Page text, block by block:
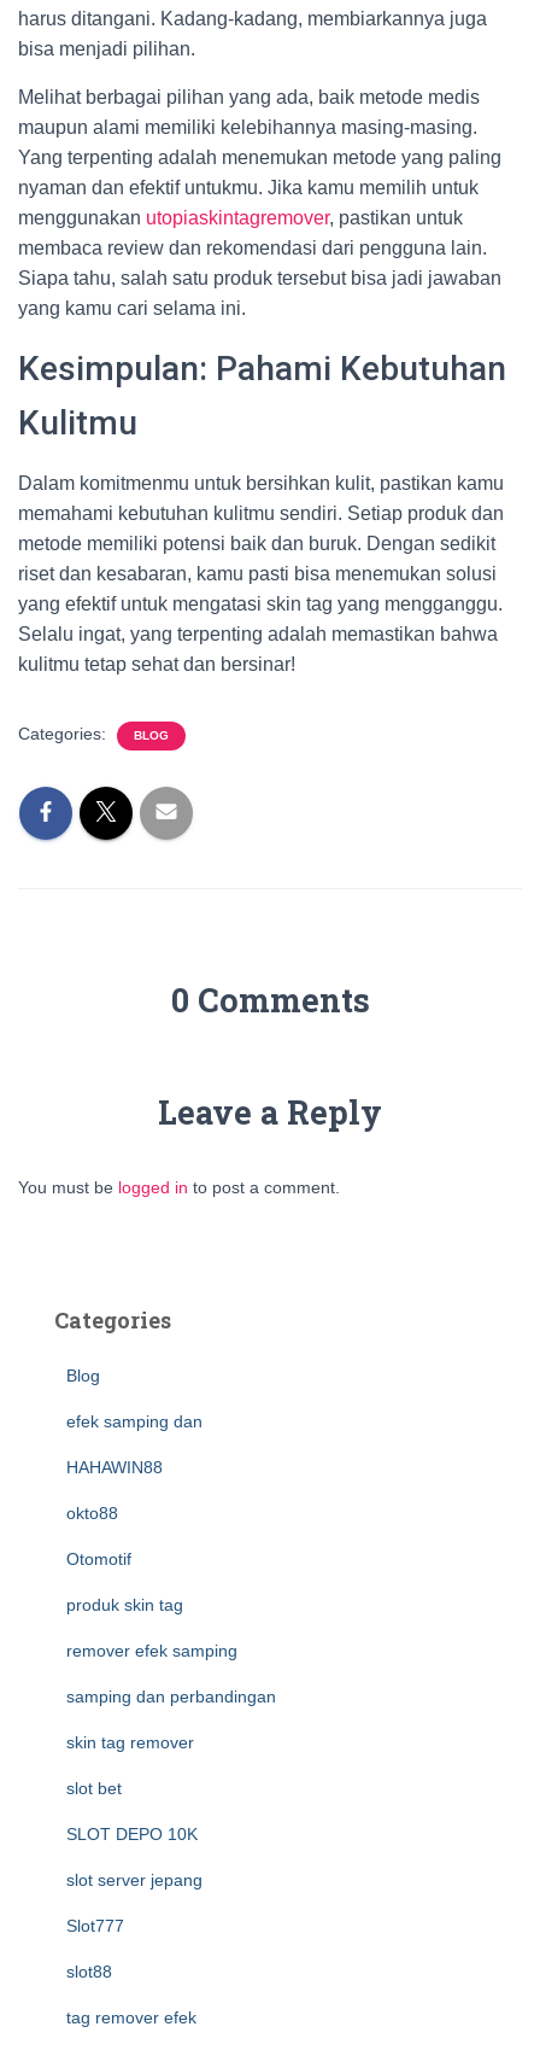
harus ditangani. Kadang-kadang, membiarkannya juga
bisa menjadi pilihan.
Melihat berbagai pilihan yang ada, baik metode medis
maupun alami memiliki kelebihannya masing-masing.
Yang terpenting adalah menemukan metode yang paling
nyaman dan efektif untukmu. Jika kamu memilih untuk
menggunakan utopiaskintagremover, pastikan untuk
membaca review dan rekomendasi dari pengguna lain.
Siapa tahu, salah satu produk tersebut bisa jadi jawaban
yang kamu cari selama ini.
Kesimpulan: Pahami Kebutuhan
Kulitmu
Dalam komitmenmu untuk bersihkan kulit, pastikan kamu
memahami kebutuhan kulitmu sendiri. Setiap produk dan
metode memiliki potensi baik dan buruk. Dengan sedikit
riset dan kesabaran, kamu pasti bisa menemukan solusi
yang efektif untuk mengatasi skin tag yang mengganggu.
Selalu ingat, yang terpenting adalah memastikan bahwa
kulitmu tetap sehat dan bersinar!
Categories: BLOG
0 Comments
Leave a Reply
You must be logged in to post a comment.
Categories
Blog
efek samping dan
HAHAWIN88
okto88
Otomotif
produk skin tag
remover efek samping
samping dan perbandingan
skin tag remover
slot bet
SLOT DEPO 10K
slot server jepang
Slot777
slot88
tag remover efek